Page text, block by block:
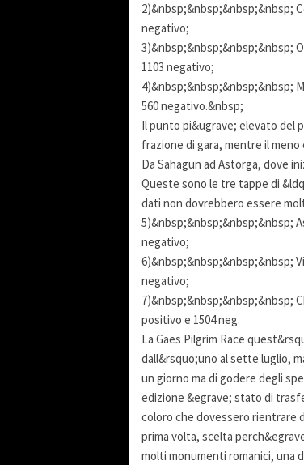
2)&nbsp;&nbsp;&nbsp;&nbsp;
negativo;
3)&nbsp;&nbsp;&nbsp;&nbsp;
1103 negativo;
4)&nbsp;&nbsp;&nbsp;&nbsp;
560 negativo.&nbsp;
Il punto pi&ugrave; elevato del
frazione di gara, mentre il
Da Sahagun ad Astorga, dove
Queste sono le tre tappe di
dati non dovrebbero essere
5)&nbsp;&nbsp;&nbsp;&nbsp;
negativo;
6)&nbsp;&nbsp;&nbsp;&nbsp;
negativo;
7)&nbsp;&nbsp;&nbsp;&nbsp;
positivo e 1504 neg.
La Gaes Pilgrim Race
dall&rsquo;uno al sette luglio,
un giorno ma di godere degli
edizione &egrave; stato di
coloro che dovessero rientrare
prima volta, scelta
molti monumenti romanici, una